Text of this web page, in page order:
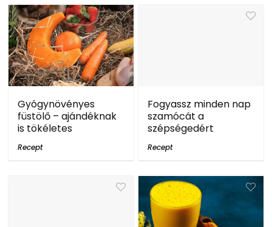
Gyógynövényes
füstölő – ajándéknak
is tökéletes
Recept
Fogyassz minden nap
szamócát a
szépségedért
Recept